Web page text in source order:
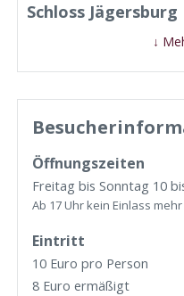
Schloss
↓
Öffnungszeiten
Freitag bis Sonntag 10
Ab 17 Uhr kein Einlass
Eintritt
10 Euro pro Person
8 Euro ermäßigt